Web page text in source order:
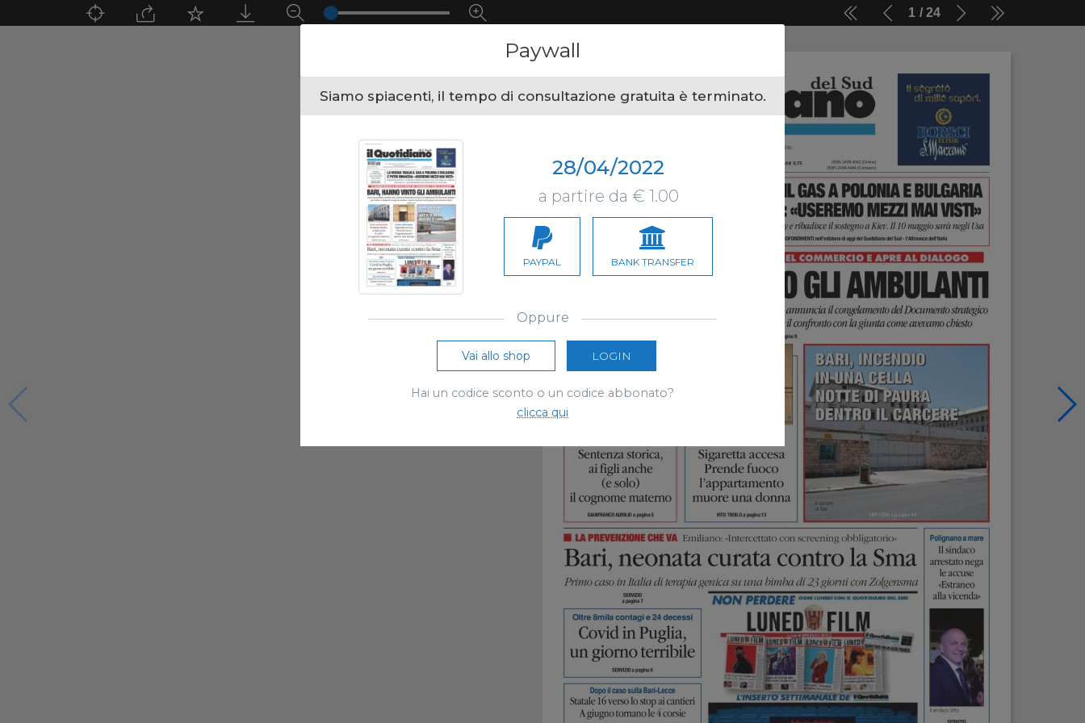
1 24
Paywall
Siamo spiacenti, il tempo di consultazione gratuita è terminato.
28/04/2022
a partire da € 1.00
PAYPAL BANK TRANSFER
Oppure
Vai allo shop LOGIN
Hai un codice sconto o un codice abbonato?
clicca qui